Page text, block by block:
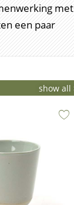
met
een paar
show all